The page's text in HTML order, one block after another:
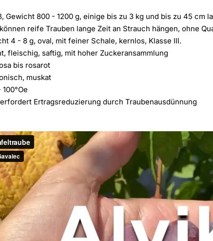
Gewicht 800 - 1200 g, einige bis zu 3 kg und bis zu 45 cm
reife Trauben lange Zeit an Strauch hängen, ohne
4 - 8 g, oval, mit feiner Schale, kernlos, Klasse III.
fleischig, saftig, mit hoher Zuckeransammlung
bis rosarot
muskat
Ertragsreduzierung durch Traubenausdünnung